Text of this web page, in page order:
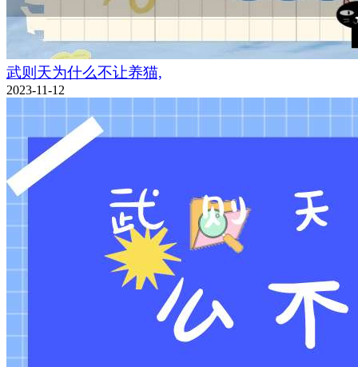
武则天为什么不让养猫,
2023-11-12